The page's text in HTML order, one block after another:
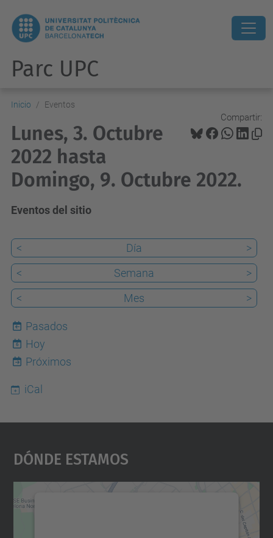
Parc UPC
Inicio Eventos
Compartir:
Lunes, 3. Octubre
2022 hasta
Domingo, 9. Octubre 2022.
Eventos del sitio
< Día
>
<
Semana
>
<
Mes >
Pasados
6
Hoy
Próximos
iCal
Dónde Estamos